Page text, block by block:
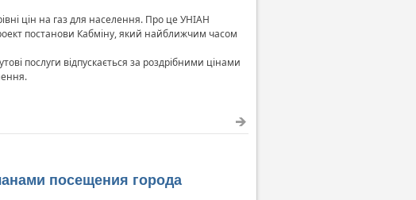
цін на газ для населення. Про це УНІАН
постанови Кабміну, який найближчим часом
послуги відпускається за роздрібними цінами
посещения города